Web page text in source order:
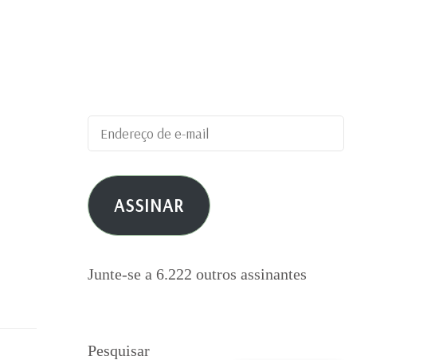
Endereço
de
e-
mail ASSINAR
Junte-se a 6.222 outros assinantes
Pesquisar